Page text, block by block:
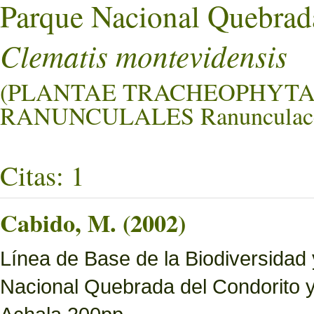
Parque Nacional
Clematis montevidensis
(PLANTAE
RANUNCULALES
Citas: 1
Cabido, M. (2002)
Línea de Base de la
Nacional Quebrada del Condorito